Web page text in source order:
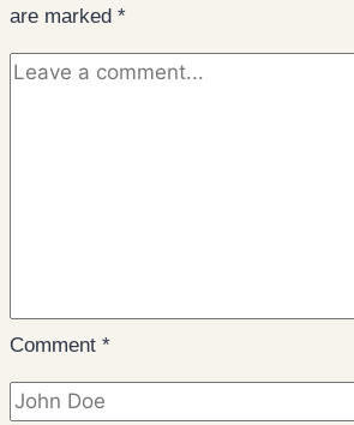
are marked *
Comment *